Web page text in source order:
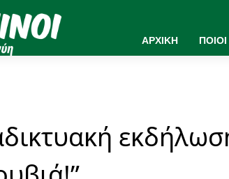
ΑΡΧΙΚΗ